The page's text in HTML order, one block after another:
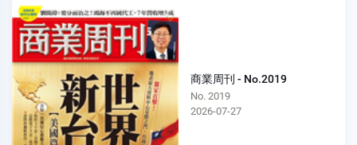
商業周刊 - No.2019
No. 2019
2026-07-27